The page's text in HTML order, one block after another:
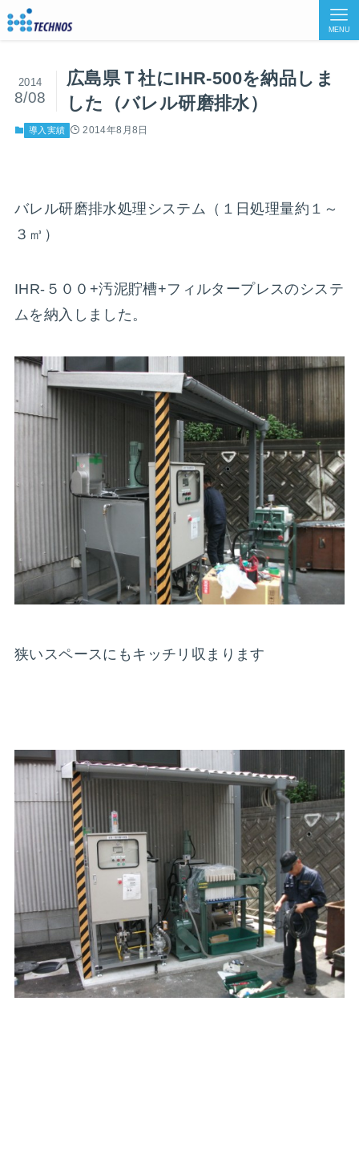
MENU
広島県Ｔ社にIHR-500を納品しま
した（バレル研磨排水）
2014
8/08
導入実績 2014年8月8日
バレル研磨排水処理システム（１日処理量約１～
３㎥）
IHR-５００+汚泥貯槽+フィルタープレスのシステ
ムを納入しました。
狭いスペースにもキッチリ収まります